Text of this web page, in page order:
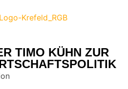
TIMO KÜHN ZUR